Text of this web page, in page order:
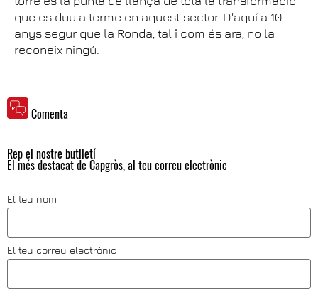
que es duu a terme en aquest sector. D'aquí a 10
anys segur que la Ronda, tal i com és ara, no la
reconeix ningú.
Comenta
Rep el nostre butlletí
El més destacat de Capgròs, al teu correu electrònic
El teu nom
El teu correu electrònic